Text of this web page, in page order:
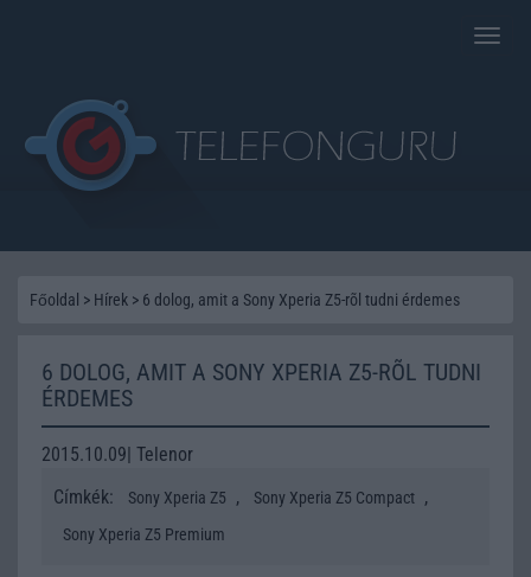
Toggle
Főoldal > Hírek > 6 dolog, amit a Sony Xperia Z5-rõl tudni érdemes
6 DOLOG, AMIT A SONY XPERIA Z5-RÕL TUDNI
ÉRDEMES
2015.10.09| Telenor
Címkék:
Sony Xperia Z5 , Sony Xperia Z5 Compact ,
Sony Xperia Z5 Premium